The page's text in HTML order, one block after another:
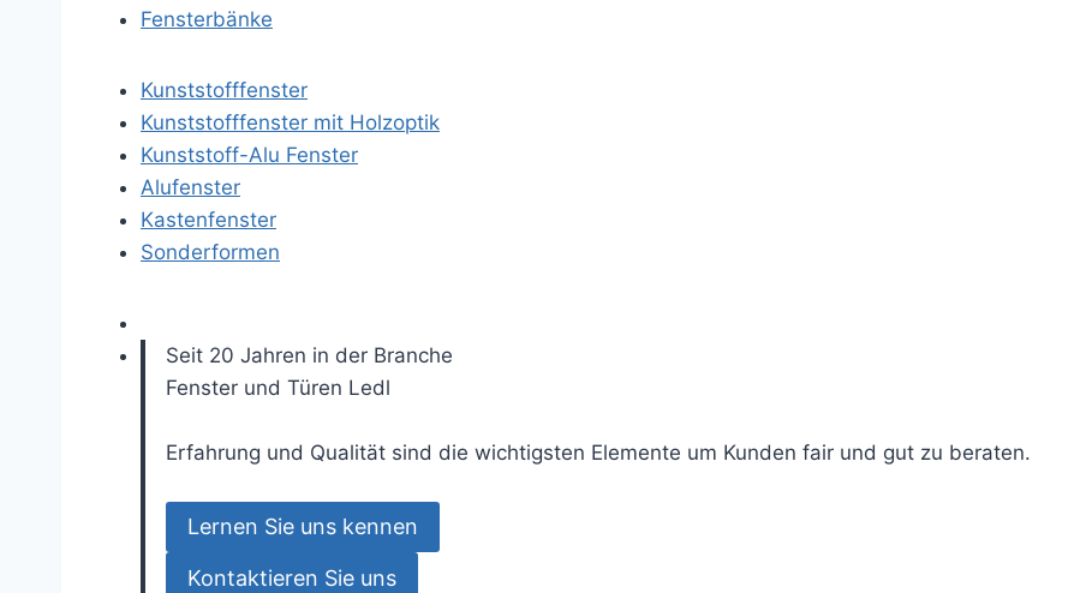
Fensterbänke
Kunststofffenster
Kunststofffenster mit Holzoptik
Kunststoff-Alu Fenster
Alufenster
Kastenfenster
Sonderformen
Seit 20 Jahren in der Branche
Fenster und Türen Ledl
Erfahrung und Qualität sind die wichtigsten Elemente um Kunden fair und gut zu beraten.
Lernen Sie uns kennen
Kontaktieren Sie uns